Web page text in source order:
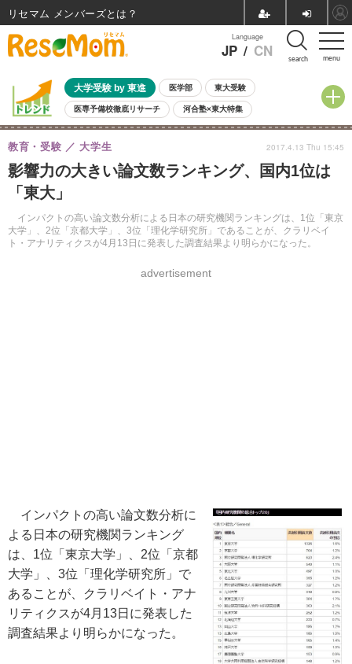
menu
Language
JP / CN search
大学受験 by 東進 医学部 東大受験
医専予備校徹底リサーチ 河合塾×東大特集
親子で考える大学選び 高校受験 中学受験 小学校受験
共通テスト 夏休み
8月開催イベント・WS 全国公立高校 過去問 人気記事
自由研究教材（小学生向け）
影響力の大きい論文数ランキング、国内1位は
「東大」
インパクトの高い論文数分析による日本の研究機関ランキングは、1位「東京
大学」、2位「京都大学」、3位「理化学研究所」であることが、クラリベイ
ト・アナリティクスが4月13日に発表した調査結果より明らかになった。
教育・受験 大学生
advertisement
2017.4.13 Thu 15:45
インパクトの高い論文数分析に
よる日本の研究機関ランキング
は、1位「東京大学」、2位「京都
大学」、3位「理化学研究所」で
あることが、クラリベイト・アナ
リティクスが4月13日に発表した
調査結果より明らかになった。
リセマム メンバーズ